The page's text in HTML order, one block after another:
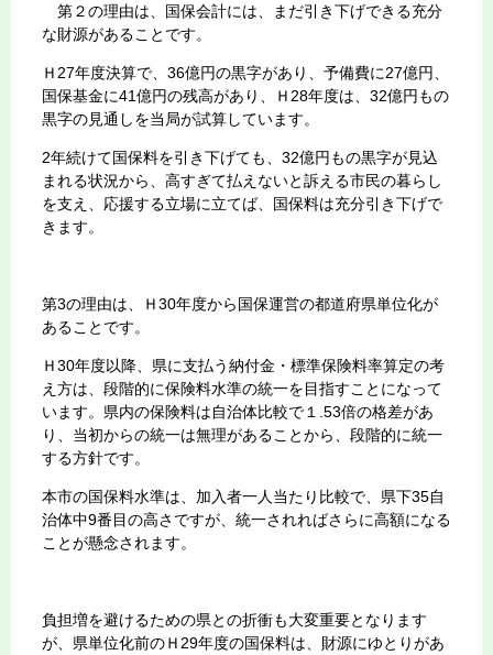
第２の理由は、国保会計には、まだ引き下げできる充分
な財源があることです。
Ｈ27年度決算で、36億円の黒字があり、予備費に27億円、
国保基金に41億円の残高があり、Ｈ28年度は、32億円もの
黒字の見通しを当局が試算しています。
2年続けて国保料を引き下げても、32億円もの黒字が見込
まれる状況から、高すぎて払えないと訴える市民の暮らし
を支え、応援する立場に立てば、国保料は充分引き下げで
きます。
第3の理由は、Ｈ30年度から国保運営の都道府県単位化が
あることです。
Ｈ30年度以降、県に支払う納付金・標準保険料率算定の考
え方は、段階的に保険料水準の統一を目指すことになって
います。県内の保険料は自治体比較で１.53倍の格差があ
り、当初からの統一は無理があることから、段階的に統一
する方針です。
本市の国保料水準は、加入者一人当たり比較で、県下35自
治体中9番目の高さですが、統一されればさらに高額になる
ことが懸念されます。
負担増を避けるための県との折衝も大変重要となります
が、県単位化前のＨ29年度の国保料は、財源にゆとりがあ